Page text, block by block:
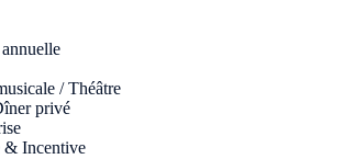
/ Théâtre
privé
& Incentive